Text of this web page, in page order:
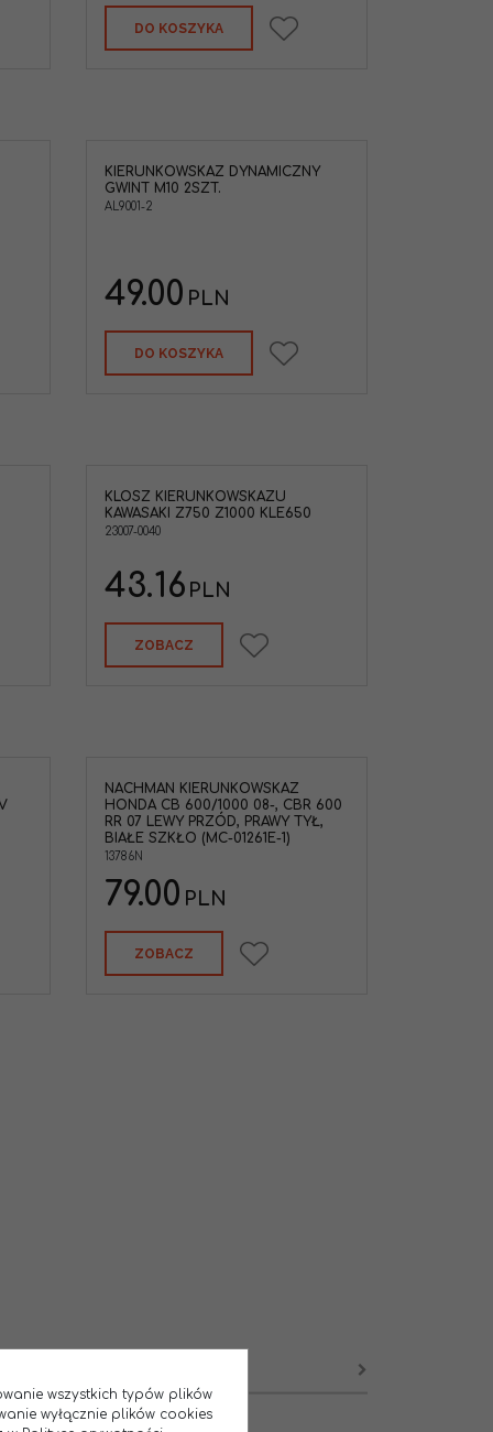
DO KOSZYKA
2szt.
KIERUNKOWSKAZ DYNAMICZNY
GWINT M10 2SZT.
AL9001-2
49.00 PLN
DO KOSZYKA
Z750
KLOSZ KIERUNKOWSKAZU
KAWASAKI Z750 Z1000 KLE650
23007-0040
43.16 PLN
ZOBACZ
NACHMAN KIERUNKOWSKAZ
HONDA CB 600/1000 08-, CBR 600
RR 07 LEWY PRZÓD, PRAWY TYŁ,
BIAŁE SZKŁO (MC-01261E-1)
13786N
79.00 PLN
ZOBACZ
wszystkich typów plików
wyłącznie plików cookies